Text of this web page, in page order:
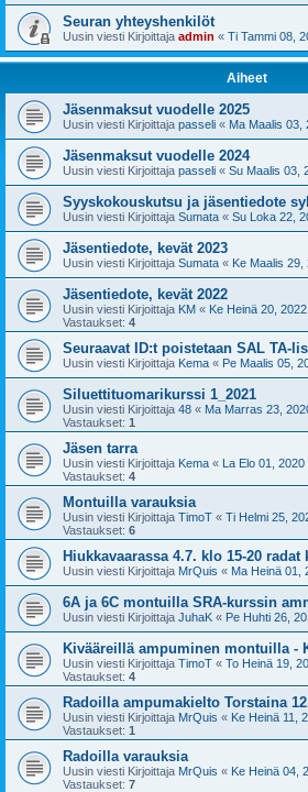
Seuran yhteyshenkilöt
Uusin viesti Kirjoittaja admin « Ti Tammi 08,
Aiheet
Jäsenmaksut vuodelle 2025
Uusin viesti Kirjoittaja passeli « Ma Maalis 03,
Jäsenmaksut vuodelle 2024
Uusin viesti Kirjoittaja passeli « Su Maalis 03,
Syyskokouskutsu ja jäsentiedote
Uusin viesti Kirjoittaja Sumata « Su Loka 22,
Jäsentiedote, kevät 2023
Uusin viesti Kirjoittaja Sumata « Ke Maalis 29,
Jäsentiedote, kevät 2022
Uusin viesti Kirjoittaja KM « Ke Heinä 20,
Vastaukset: 4
Seuraavat ID:t poistetaan SAL TA-
Uusin viesti Kirjoittaja Kema « Pe Maalis 05,
Siluettituomarikurssi 1_2021
Uusin viesti Kirjoittaja 48 « Ma Marras 23,
Vastaukset: 1
Jäsen tarra
Uusin viesti Kirjoittaja Kema « La Elo 01,
Vastaukset: 4
Montuilla varauksia
Uusin viesti Kirjoittaja TimoT « Ti Helmi 25,
Vastaukset: 6
Hiukkavaarassa 4.7. klo 15-20 radat
Uusin viesti Kirjoittaja MrQuis « Ma Heinä 01,
6A ja 6C montuilla SRA-kurssin
Uusin viesti Kirjoittaja JuhaK « Pe Huhti 26,
Kivääreillä ampuminen montuilla -
Uusin viesti Kirjoittaja TimoT « To Heinä 19,
Vastaukset: 4
Radoilla ampumakielto Torstaina
Uusin viesti Kirjoittaja MrQuis « Ke Heinä 11,
Vastaukset: 1
Radoilla varauksia
Uusin viesti Kirjoittaja MrQuis « Ke Heinä 04,
Vastaukset: 7